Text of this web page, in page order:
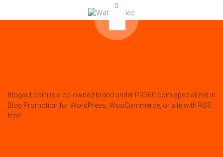
Blogaut.com is a co-owned brand under PR360.com specialized in
Blog Promotion for WordPress, WooCommerce, or site with RSS
feed.